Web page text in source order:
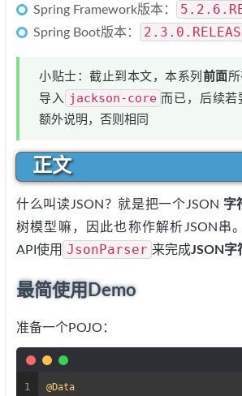
Spring Framework版本：
Spring Boot版本：
小贴士：截止到本文，本系列 前面
导入 jackson-core 而已，后续若
额外说明，否则相同
正文
什么叫读JSON？就是把一个JSON 字
树模型嘛，因此也称作解析JSON串
API使用 JsonParser 来完成JSON字
最简使用Demo
准备一个POJO：
1
@Data